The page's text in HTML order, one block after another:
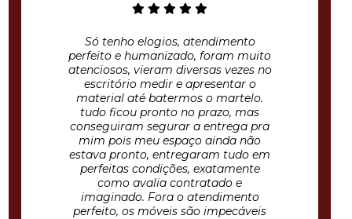
Só tenho elogios, atendimento
perfeito e humanizado, foram muito
atenciosos, vieram diversas vezes no
escritório medir e apresentar o
material até batermos o martelo.
tudo ficou pronto no prazo, mas
conseguiram segurar a entrega pra
mim pois meu espaço ainda não
estava pronto, entregaram tudo em
perfeitas condições, exatamente
como avalia contratado e
imaginado. Fora o atendimento
perfeito, os móveis são impecáveis